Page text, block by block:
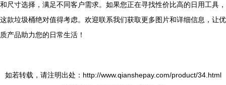
和尺寸选择，满足不同客户需求。如果您正在寻找性价比高的日用工具，
这款垃圾桶绝对值得考虑。欢迎联系我们获取更多图片和详细信息，让优
质产品助力您的日常生活！
如若转载，请注明出处：http://www.qianshepay.com/product/34.html